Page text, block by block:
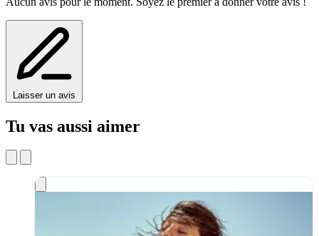
Laisser un avis
Tu vas aussi aimer